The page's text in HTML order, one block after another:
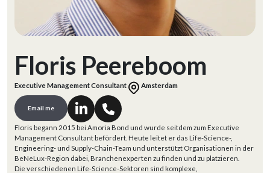
Floris Peereboom
Executive Management Consultant Amsterdam
Email me
Floris begann 2015 bei Amoria Bond und wurde seitdem zum Executive
Management Consultant befördert. Heute leitet er das Life-Science-,
Engineering- und Supply-Chain-Team und unterstützt Organisationen in der
BeNeLux-Region dabei, Branchenexperten zu finden und zu platzieren.
Die verschiedenen Life-Science-Sektoren sind komplexe,